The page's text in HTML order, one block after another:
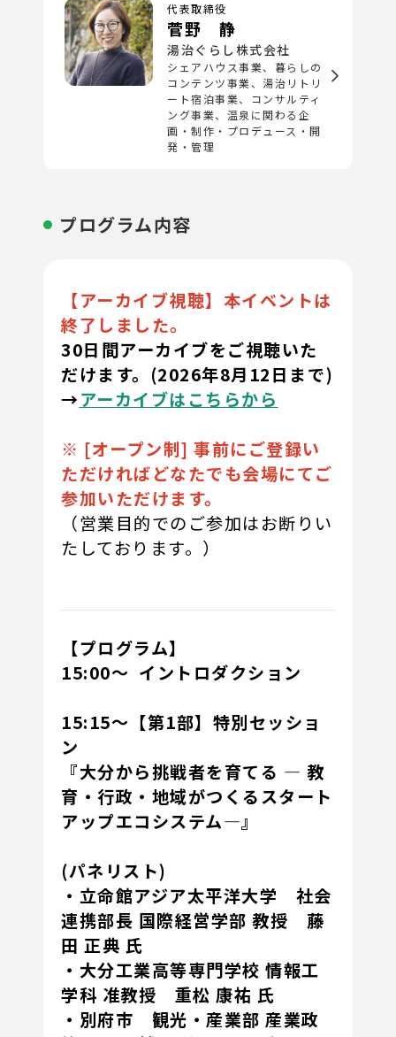
代表取締役
菅野 静
湯治ぐらし株式会社
シェアハウス事業、暮らしの
コンテンツ事業、湯治リトリ
ート宿泊事業、コンサルティ
ング事業、温泉に関わる企
画・制作・プロデュース・開
発・管理
プログラム内容
【アーカイブ視聴】本イベントは
終了しました。
30日間アーカイブをご視聴いた
だけます。(2026年8月12日まで)
→アーカイブはこちらから
※ [オープン制] 事前にご登録い
ただければどなたでも会場にてご
参加いただけます。
（営業目的でのご参加はお断りい
たしております。）
【プログラム】
15:00～ イントロダクション
15:15～【第1部】特別セッショ
ン
『大分から挑戦者を育てる ― 教
育・行政・地域がつくるスタート
アップエコシステム―』
(パネリスト)
・立命館アジア太平洋大学 社会
連携部長 国際経営学部 教授 藤
田 正典 氏
・大分工業高等専門学校 情報工
学科 准教授 重松 康祐 氏
・別府市 観光・産業部 産業政